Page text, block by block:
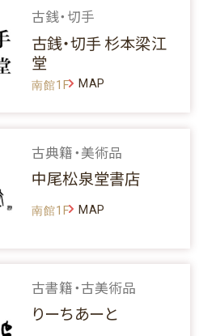
古銭・切手
古銭・切手 杉本梁江
堂
南館1F MAP
古典籍・美術品
中尾松泉堂書店
南館1F MAP
古書籍・古美術品
りーちあーと